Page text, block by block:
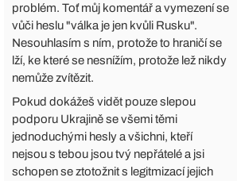
problém. Toť můj komentář a vymezení se
vůči heslu "válka je jen kvůli Rusku".
Nesouhlasím s ním, protože to hraničí se
lží, ke které se nesnížím, protože lež nikdy
nemůže zvítězit.
Pokud dokážeš vidět pouze slepou
podporu Ukrajině se všemi těmi
jednoduchými hesly a všichni, kteří
nejsou s tebou jsou tvý nepřátelé a jsi
schopen se ztotožnit s legitmizací jejich